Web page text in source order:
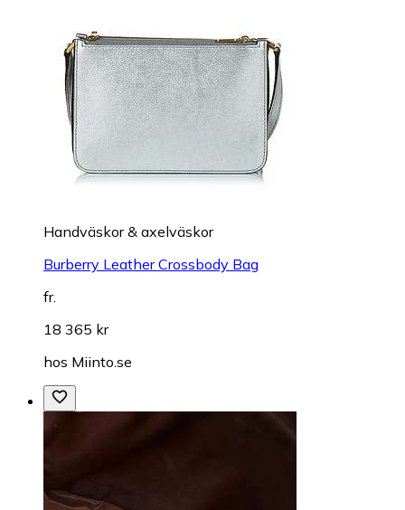
Handväskor & axelväskor
Burberry Leather Crossbody Bag
fr.
18 365 kr
hos Miinto.se